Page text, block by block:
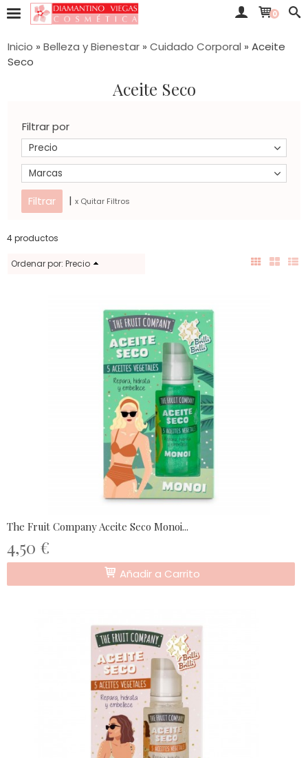
0
Inicio » Belleza y Bienestar » Cuidado Corporal » Aceite
Seco
Aceite Seco
Filtrar por
Precio
Marcas
| x Quitar Filtros
4 productos
Ordenar por: Precio
The Fruit Company Aceite Seco Monoi...
4,50 €
Añadir a Carrito